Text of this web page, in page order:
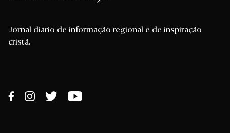
Jornal diário de informação regional e de inspiração
cristã.